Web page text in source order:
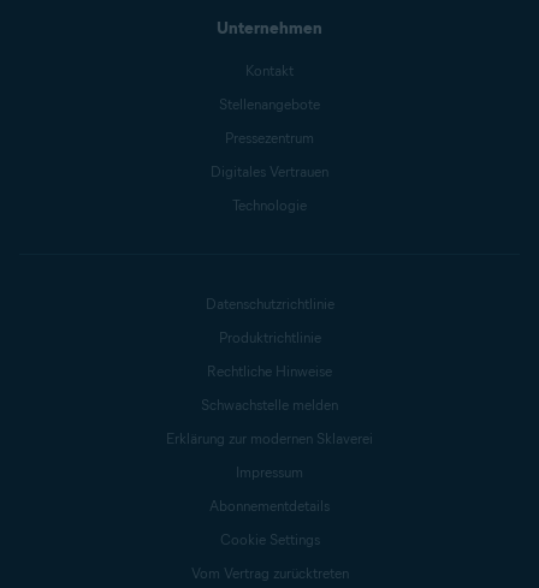
Unternehmen
Kontakt
Stellenangebote
Pressezentrum
Digitales Vertrauen
Technologie
Datenschutzrichtlinie
Produktrichtlinie
Rechtliche Hinweise
Schwachstelle melden
Erklärung zur modernen Sklaverei
Impressum
Abonnementdetails
Cookie Settings
Vom Vertrag zurücktreten